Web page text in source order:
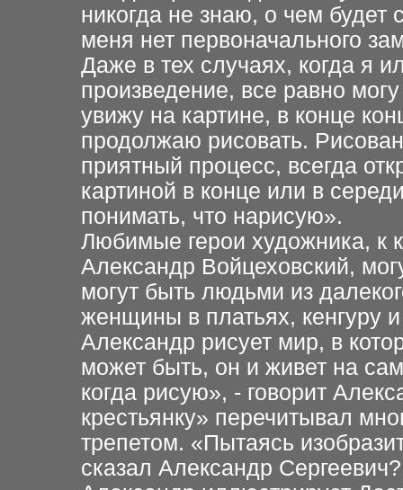
никогда не знаю, о чем
меня нет первоначального
Даже в тех случаях, когда я
произведение, все равно
увижу на картине, в конце
продолжаю рисовать.
приятный процесс, всегда
картиной в конце или в
понимать, что нарисую».
Любимые герои художника, к
Александр Войцеховский,
могут быть людьми из
женщины в платьях, кенгуру
Александр рисует мир, в
может быть, он и живет на
когда рисую», - говорит
крестьянку» перечитывал
трепетом. «Пытаясь
сказал Александр